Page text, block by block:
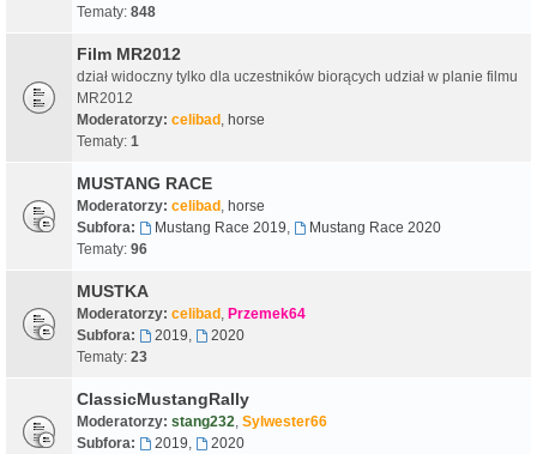
Tematy: 848
Film MR2012
dział widoczny tylko dla uczestników biorących udział w planie filmu
MR2012
Moderatorzy: celibad, horse
Tematy: 1
MUSTANG RACE
Moderatorzy: celibad, horse
Subfora:
Mustang Race 2019,
Mustang Race 2020
Tematy: 96
MUSTKA
Moderatorzy: celibad, Przemek64
Subfora:
2019,
2020
Tematy: 23
ClassicMustangRally
Moderatorzy: stang232, Sylwester66
Subfora:
2019,
2020